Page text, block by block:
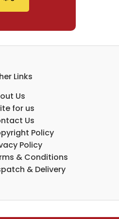
Links
Us
for us
Us
Policy
Policy
& Conditions
& Delivery